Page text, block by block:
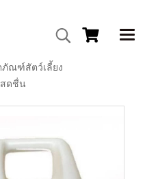
ภัณฑ์สัตว์เลี้ยง
สดชื่น